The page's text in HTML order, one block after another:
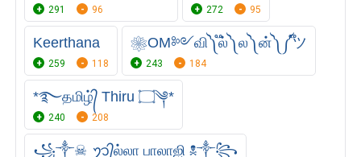
291 96 272 95
Keerthana
259 118
❀OM༻வி༽ ֟ல்༽ ல༽ ன்༽ ༼֟ツ
243 184
*࿐தமிழ்᭄ Thiru ۝༆*
240 208
꧁༒☠︎ ᬊ᭄ல்லா பாலாஐி ☠︎༒꧂